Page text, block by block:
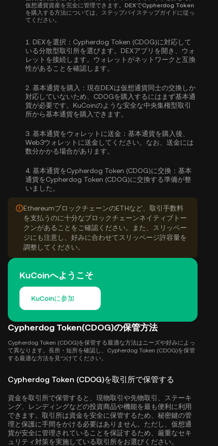
仮想通貨資産を完全に管理できます。DEXでCypherdog Token
を購入する方法については、ステップバイステップガイドに従っ
てください。
1. DEXを選択： Cypherdog Token (CDOG)に対応して
いる分散型取引所を選びます。DEXアプリを開き、ウォ
レットを接続します。ウォレットがネットワークと互換
性があることを確認します。
2. 基本通貨を購入： 現在DEXは仮想通貨同士の交換しか
対応していないため、CDOGを購入するにはまず基本通
貨が必要です。KuCoinのような安全な中央集権型取引
所から基本通貨を購入 できます。
3. 基本通貨をウォレットに送金： 基本通貨を購入後、
Web3ウォレットに送金してください。なお、送金には
数分かかる場合があります。
4. 基本通貨をCypherdog Token (CDOG)に交換： 基本
通貨をCypherdog Token (CDOG)に交換する準備が整
いました。
EthereumブロックチェーンのETHなど、取引手数料
を支払うのに十分なブロックチェーンネイティブトー
クンがあることをご確認ください。また、スリッペー
ジにも注意し、好みに合わせてスリッページ許容量を
調整してください。
KuCoinへようこそ
KuCoinに参加
Cypherdog Token(CDOG)の保管方法
Cypherdog Token (CDOG)を保管する最適な方法はニーズや好みによっ
て異なります。長所・短所を確認し、Cypherdog Token (CDOG)を保管
する最適な方法を見つけてください。
Cypherdog Token (CDOG)を取引所で保管する
資金を取引所で保管すると、現物取引や先物取引、ステーキ
ング、レンディングなどの投資商品や機能を最も便利に利用
できます。取引所は資金を安全に保管するため、秘密鍵の管
理と保護に手間をかける必要はありません。ただし、仮想通
貨が安全に管理されていることを保証するため、厳重なセキ
ュリティ対策を実施している取引所をお選びください。